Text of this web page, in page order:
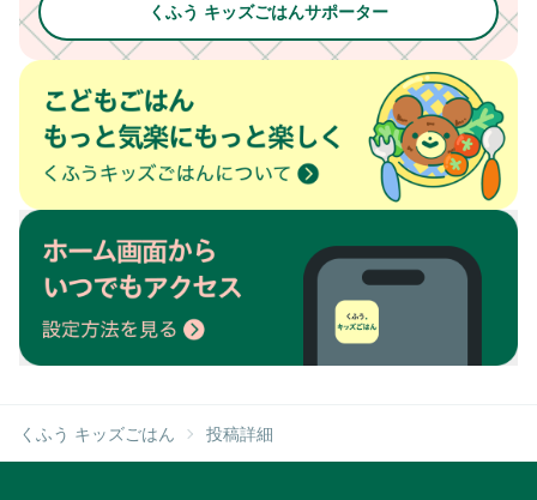
くふう キッズごはんサポーター
くふう キッズごはん 投稿詳細